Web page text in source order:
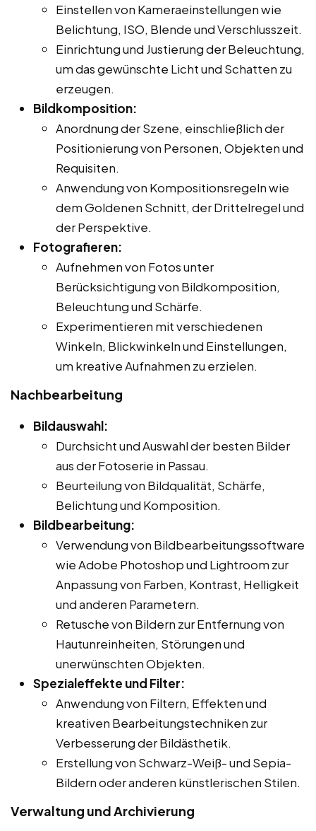
Einstellen von Kameraeinstellungen wie
Belichtung, ISO, Blende und Verschlusszeit.
Einrichtung und Justierung der Beleuchtung,
um das gewünschte Licht und Schatten zu
erzeugen.
Bildkomposition:
Anordnung der Szene, einschließlich der
Positionierung von Personen, Objekten und
Requisiten.
Anwendung von Kompositionsregeln wie
dem Goldenen Schnitt, der Drittelregel und
der Perspektive.
Fotografieren:
Aufnehmen von Fotos unter
Berücksichtigung von Bildkomposition,
Beleuchtung und Schärfe.
Experimentieren mit verschiedenen
Winkeln, Blickwinkeln und Einstellungen,
um kreative Aufnahmen zu erzielen.
Nachbearbeitung
Bildauswahl:
Durchsicht und Auswahl der besten Bilder
aus der Fotoserie in Passau.
Beurteilung von Bildqualität, Schärfe,
Belichtung und Komposition.
Bildbearbeitung:
Verwendung von Bildbearbeitungssoftware
wie Adobe Photoshop und Lightroom zur
Anpassung von Farben, Kontrast, Helligkeit
und anderen Parametern.
Retusche von Bildern zur Entfernung von
Hautunreinheiten, Störungen und
unerwünschten Objekten.
Spezialeffekte und Filter:
Anwendung von Filtern, Effekten und
kreativen Bearbeitungstechniken zur
Verbesserung der Bildästhetik.
Erstellung von Schwarz-Weiß- und Sepia-
Bildern oder anderen künstlerischen Stilen.
Verwaltung und Archivierung